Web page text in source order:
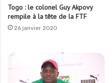
Togo : le colonel Guy Akpovy
rempile à la tête de la FTF
26 janvier 2020